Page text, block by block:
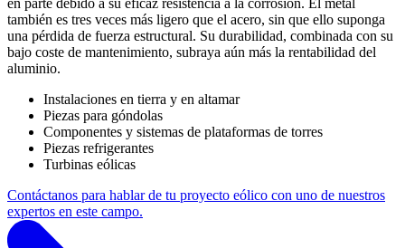
también es tres veces más ligero que el acero, sin que ello suponga
una pérdida de fuerza estructural. Su durabilidad, combinada con su
bajo coste de mantenimiento, subraya aún más la rentabilidad del
aluminio.
Instalaciones en tierra y en altamar
Piezas para góndolas
Componentes y sistemas de plataformas de torres
Piezas refrigerantes
Turbinas eólicas
Contáctanos para hablar de tu proyecto eólico con uno de nuestros
expertos en este campo.